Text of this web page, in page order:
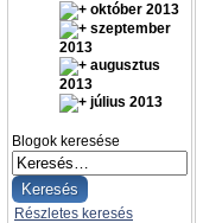
október 2013
szeptember
2013
augusztus
2013
július 2013
Blogok keresése
Részletes keresés